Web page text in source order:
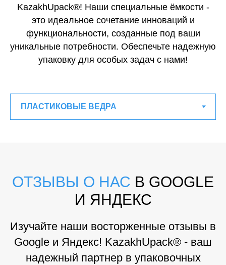
KazakhUpack®! Наши специальные ёмкости -
это идеальное сочетание инноваций и
функциональности, созданные под ваши
уникальные потребности. Обеспечьте надежную
упаковку для особых задач с нами!
ОТЗЫВЫ О НАС В GOOGLE
И ЯНДЕКС
Изучайте наши восторженные отзывы в
Google и Яндекс! KazakhUpack® - ваш
надежный партнер в упаковочных